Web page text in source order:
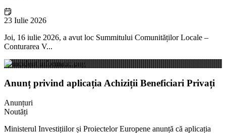
23 Iulie 2026
Joi, 16 iulie 2026, a avut loc Summitului Comunităților Locale –
Conturarea V...
Anunț privind aplicația Achiziții Beneficiari Privați
Anunțuri
Noutăți
Ministerul Investițiilor și Proiectelor Europene anunță că aplicația